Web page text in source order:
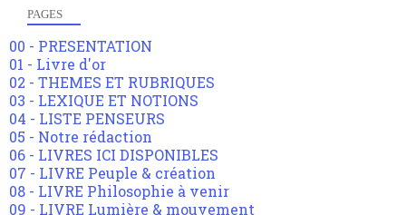
PAGES
00 - PRESENTATION
01 - Livre d'or
02 - THEMES ET RUBRIQUES
03 - LEXIQUE ET NOTIONS
04 - LISTE PENSEURS
05 - Notre rédaction
06 - LIVRES ICI DISPONIBLES
07 - LIVRE Peuple & création
08 - LIVRE Philosophie à venir
09 - LIVRE Lumière & mouvement